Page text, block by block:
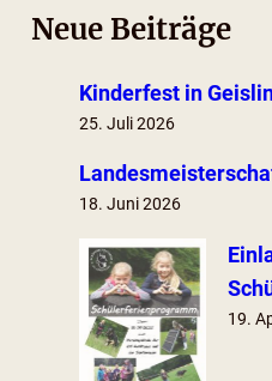
Neue Beiträge
Kinderfest in
25. Juli 2026
18. Juni 2026
19.